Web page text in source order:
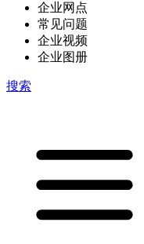
企业网点
常见问题
企业视频
企业图册
搜索